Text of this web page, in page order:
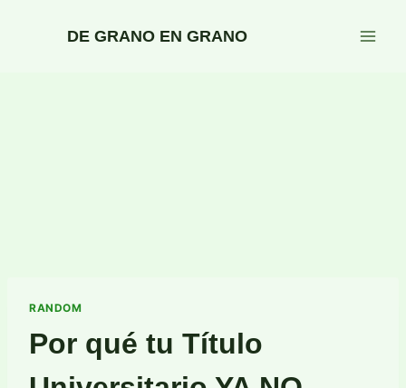
DE GRANO EN GRANO
RANDOM
Por qué tu Título